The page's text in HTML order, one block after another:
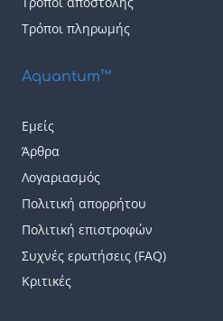
Τρόποι πληρωμής
Aquantum™
Εμείς
Άρθρα
Λογαριασμός
Πολιτική απορρήτου
Πολιτική επιστροφών
Συχνές ερωτήσεις (FAQ)
Κριτικές